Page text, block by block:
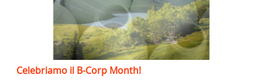
Celebriamo il B-Corp Month!